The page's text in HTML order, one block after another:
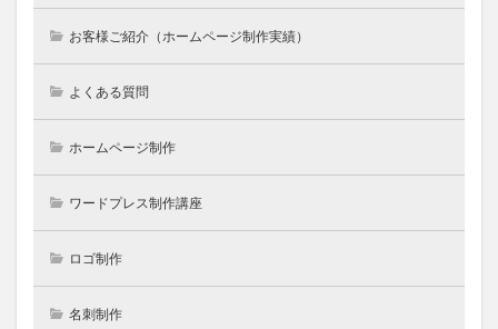
お客様ご紹介（ホームページ制作実績）
よくある質問
ホームページ制作
ワードプレス制作講座
ロゴ制作
名刺制作